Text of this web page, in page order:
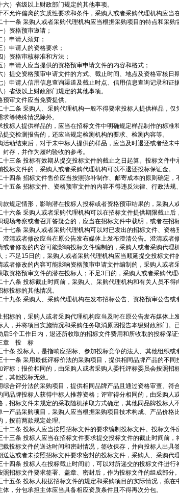
六）省级以上财政部门规定的其他事项。
不允许偏离的实质性要求和条件，采购人或者采购代理机构应当
十一条 采购人或者采购代理机构应当根据采购项目的特点和采
）资格预审邀请；
）申请人须知；
）申请人的资格要求；
）资格审核标准和方法；
）申请人应当提供的资格预审申请文件的内容和格式；
）提交资格预审申请文件的方式、截止时间、地点及资格审核日
）申请人信用信息查询渠道及截止时点、信用信息查询记录和证
）省级以上财政部门规定的其他事项。
预审文件应当免费提供。
十二条 采购人、采购代理机构一般不得要求投标人提供样品，
求等特殊情况除外。
投标人提供样品的，应当在招标文件中明确规定样品制作的标
提交检测报告的，还应当规定检测机构的要求、检测内容等。
活动结束后，对于未中标人提供的样品，应当及时退还或者经
封存，并作为履约验收的参考。
十三条 投标有效期从提交投标文件的截止之日起算。投标文件
投标文件的，采购人或者采购代理机构可以不退还投标保证金。
十四条 招标文件售价应当按照弥补制作、邮寄成本的原则确定
十五条 招标文件、资格预审文件的内容不得违反法律、行政法
款规定情形，影响潜在投标人投标或者资格预审结果的，采购人
十六条 采购人或者采购代理机构可以在招标文件提供期限截止
现场考察或者召开答疑会的，应当在招标文件中载明，或者在招
十七条 采购人或者采购代理机构可以对已发出的招标文件、资
澄清或者修改应当在原公告发布媒体上发布澄清公告。澄清或者
或者修改的内容可能影响投标文件编制的，采购人或者采购代
；不足15日的，采购人或者采购代理机构应当顺延提交投标文件
或者修改的内容可能影响资格预审申请文件编制的，采购人或
取资格预审文件的潜在投标人；不足3日的，采购人或者采购代
十八条 投标截止时间前，采购人、采购代理机构和有关人员不
标投标的其他情况。
十九条 采购人、采购代理机构在发布招标公告、资格预审公告
招标的，采购人或者采购代理机构应当及时在原公告发布媒体
人，并将项目实施情况和采购任务取消原因报告本级财政部门
后5个工作日内，退还所收取的招标文件费用和所收取的投标保证
章 投 标
十条 投标人，是指响应招标、参加投标竞争的法人、其他组织或
十一条 采用最低评标价法的采购项目，提供相同品牌产品的不
评标；报价相同的，由采购人或者采购人委托评标委员会按照
，其他投标无效。
综合评分法的采购项目，提供相同品牌产品且通过资格审查、
同品牌投标人获得中标人推荐资格；评审得分相同的，由采购
，招标文件未规定的采取随机抽取方式确定，其他同品牌投标人
一产品采购项目，采购人应当根据采购项目技术构成、产品价
，按前两款规定处理。
十二条 投标人应当按照招标文件的要求编制投标文件。投标文件
十三条 投标人应当在招标文件要求提交投标文件的截止时间前
载投标文件的送达时间和密封情况，签收保存，并向投标人出具
送达或者未按照招标文件要求密封的投标文件，采购人、采购代
十四条 投标人在投标截止时间前，可以对所递交的投标文件进
照招标文件要求签署、盖章、密封后，作为投标文件的组成部分。
十五条 投标人根据招标文件的规定和采购项目的实际情况，拟
体，分包承担主体应当具备相应资质条件且不得再次分包。